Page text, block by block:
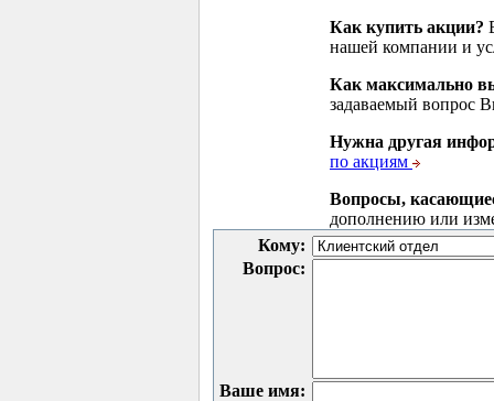
Как купить акции?
нашей компании и
Как максимально
задаваемый вопрос
Нужна другая
по акциям
Вопросы,
дополнению или
Кому:
Вопрос:
Ваше имя: